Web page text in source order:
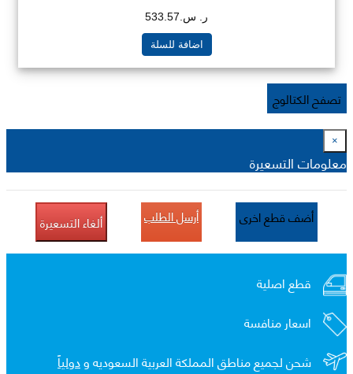
ر. س.533.57
اضافة للسلة
تصفح الكتالوج
×
معلومات التسعيرة
أضف قطع اخرى أرسل الطلب ألغاء التسعيرة
قطع اصلية
اسعار منافسة
شحن لجميع مناطق المملكة العربية السعوديه ودولياً